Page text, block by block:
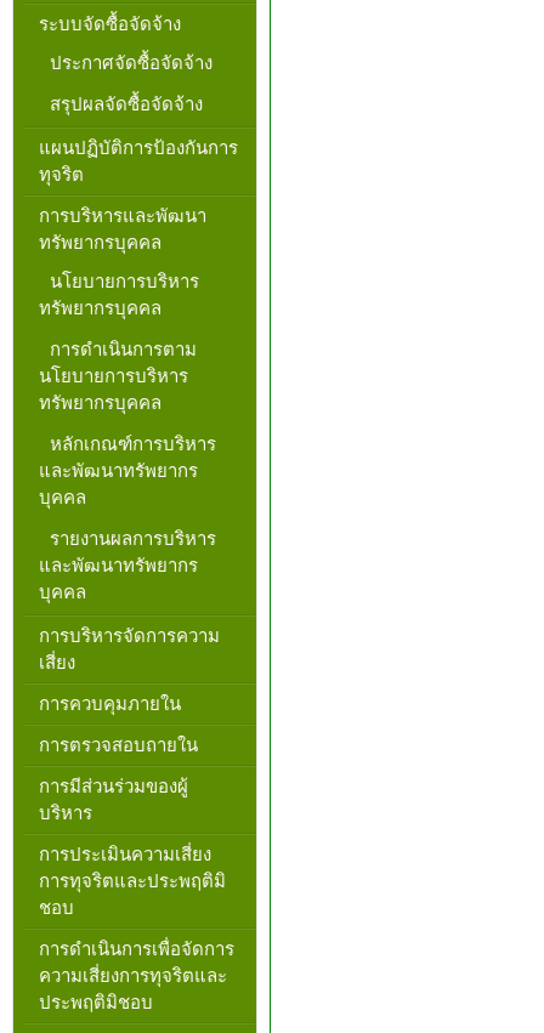
ระบบจัดซื้อจัดจ้าง
ประกาศจัดซื้อจัดจ้าง
สรุปผลจัดซื้อจัดจ้าง
แผนปฏิบัติการป้องกันการ
ทุจริต
การบริหารและพัฒนา
ทรัพยากรบุคคล
นโยบายการบริหาร
ทรัพยากรบุคคล
การดำเนินการตาม
นโยบายการบริหาร
ทรัพยากรบุคคล
หลักเกณฑ์การบริหาร
และพัฒนาทรัพยากร
บุคคล
รายงานผลการบริหาร
และพัฒนาทรัพยากร
บุคคล
การบริหารจัดการความ
เสี่ยง
การควบคุมภายใน
การตรวจสอบถายใน
การมีส่วนร่วมของผู้
บริหาร
การประเมินความเสี่ยง
การทุจริตและประพฤติมิ
ชอบ
การดำเนินการเพื่อจัดการ
ความเสี่ยงการทุจริตและ
ประพฤติมิชอบ